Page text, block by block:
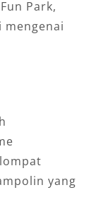
Park,
mengenai
yang